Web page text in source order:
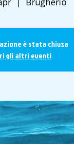
è stata chiusa
gli altri eventi